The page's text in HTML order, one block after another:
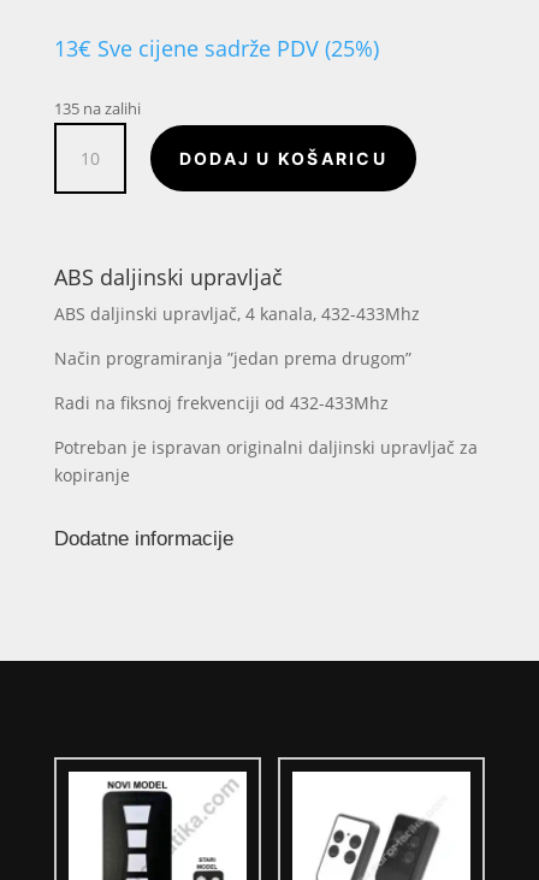
13€ Sve cijene sadrže PDV (25%)
135 na zalihi
daljinski
upravljač
fiksni
količina
DODAJ U KOŠARICU
ABS daljinski upravljač
ABS daljinski upravljač, 4 kanala, 432-433Mhz
Način programiranja ”jedan prema drugom”
Radi na fiksnoj frekvenciji od 432-433Mhz
Potreban je ispravan originalni daljinski upravljač za
kopiranje
Dodatne informacije